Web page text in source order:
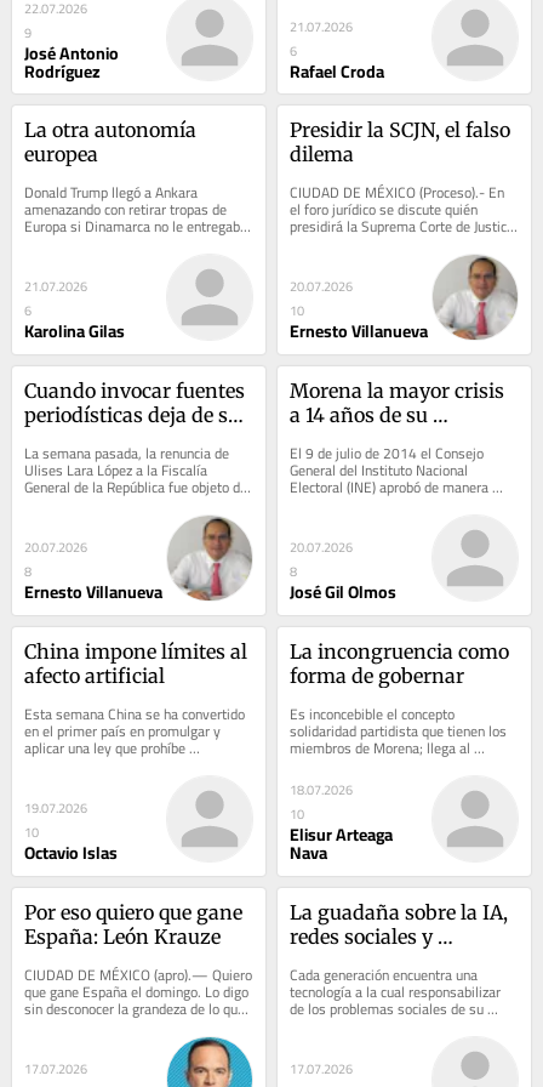
22.07.2026
9
José Antonio
Rodríguez
21.07.2026
6
Rafael Croda
La otra autonomía
europea
Donald Trump llegó a Ankara
amenazando con retirar tropas de
Europa si Dinamarca no le entregaba
Groenlandia, con romper el comercio
21.07.2026
6
Karolina Gilas
Presidir la SCJN, el falso
dilema
CIUDAD DE MÉXICO (Proceso).- En
el foro jurídico se discute quién
presidirá la Suprema Corte de Justicia
de la Nación a partir de septiembre
20.07.2026
10
Ernesto Villanueva
Cuando invocar fuentes
periodísticas deja de ser
La semana pasada, la renuncia de
Ulises Lara López a la Fiscalía
General de la República fue objeto de
múltiples versiones sobre las causas
20.07.2026
8
Ernesto Villanueva
Morena la mayor crisis
a 14 años de su
El 9 de julio de 2014 el Consejo
General del Instituto Nacional
Electoral (INE) aprobó de manera
unánime el registro de Morena como
20.07.2026
8
José Gil Olmos
China impone límites al
afecto artificial
Esta semana China se ha convertido
en el primer país en promulgar y
aplicar una ley que prohíbe
formalmente a los menores de edad
19.07.2026
10
Octavio Islas
La incongruencia como
forma de gobernar
Es inconcebible el concepto
solidaridad partidista que tienen los
miembros de Morena; llega al
extremo de ser encubrimiento
criminal. Los morenos, tan...
18.07.2026
10
Elisur Arteaga
Nava
Por eso quiero que gane
España: León Krauze
CIUDAD DE MÉXICO (apro).— Quiero
que gane España el domingo. Lo digo
sin desconocer la grandeza de lo que
Argentina ha construido en los
17.07.2026
La guadaña sobre la IA,
redes sociales y
Cada generación encuentra una
tecnología a la cual responsabilizar
de los problemas sociales de su
tiempo. Ayer fue la televisión.
17.07.2026